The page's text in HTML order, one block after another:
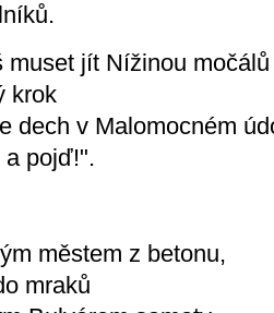
muset jít Nížinou močálů
krok
dech v Malomocném
a pojď!".
městem z betonu,
mraků